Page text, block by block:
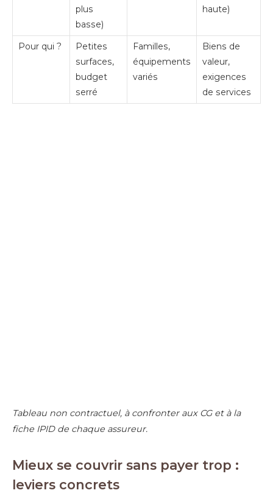
plus
basse)
haute)
Pour qui ?
Petites
surfaces,
budget
serré
Familles,
équipements
variés
Biens de
valeur,
exigences
de services
Tableau non contractuel, à confronter aux CG et à la
fiche IPID de chaque assureur.
Mieux se couvrir sans payer trop :
leviers concrets